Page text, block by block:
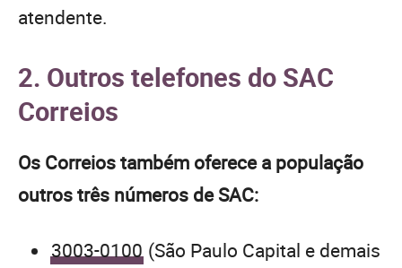
atendente.
2. Outros telefones do SAC
Correios
Os Correios também oferece a população
outros três números de SAC:
3003-0100 (São Paulo Capital e demais